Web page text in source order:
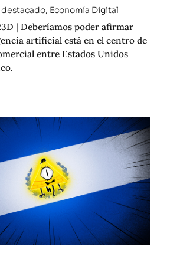
destacado, Economía Digital
| Deberíamos poder afirmar
artificial está en el centro de
entre Estados Unidos